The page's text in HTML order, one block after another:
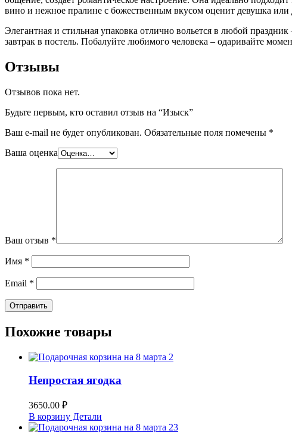
вино и нежное пралине с божественным вкусом оценит девушка или
Элегантная и стильная упаковка отлично вольется в любой
завтрак в постель. Побалуйте любимого человека – одаривайте
Отзывы
Отзывов пока нет.
Будьте первым, кто оставил отзыв на “Изыск”
Ваш e-mail не будет опубликован. Обязательные поля помечены *
Ваша оценка
Ваш отзыв *
Имя *
Email *
Похожие товары
Непростая ягодка
3650.00 ₽
В корзину Детали